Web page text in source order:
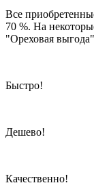
Все
70 %. На
"Ореховая
Быстро!
Дешево!
Качественно!